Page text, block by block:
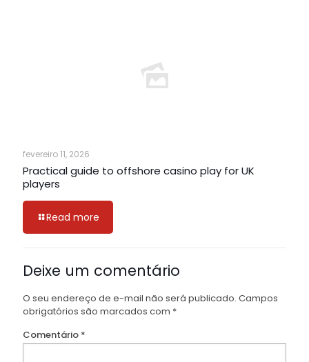
fevereiro 11, 2026
Practical guide to offshore casino play for UK
players
Read more
Deixe um comentário
O seu endereço de e-mail não será publicado. Campos
obrigatórios são marcados com *
Comentário *